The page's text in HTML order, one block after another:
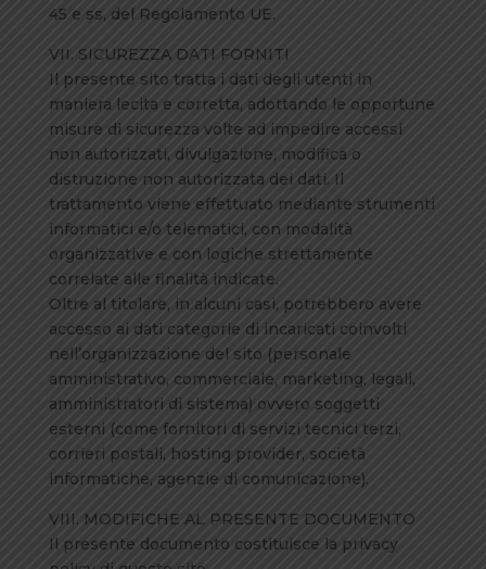
45 e ss, del Regolamento UE.
VII. SICUREZZA DATI FORNITI
Il presente sito tratta i dati degli utenti in
maniera lecita e corretta, adottando le opportune
misure di sicurezza volte ad impedire accessi
non autorizzati, divulgazione, modifica o
distruzione non autorizzata dei dati. Il
trattamento viene effettuato mediante strumenti
informatici e/o telematici, con modalità
organizzative e con logiche strettamente
correlate alle finalità indicate.
Oltre al titolare, in alcuni casi, potrebbero avere
accesso ai dati categorie di incaricati coinvolti
nell’organizzazione del sito (personale
amministrativo, commerciale, marketing, legali,
amministratori di sistema) ovvero soggetti
esterni (come fornitori di servizi tecnici terzi,
corrieri postali, hosting provider, società
informatiche, agenzie di comunicazione).
VIII. MODIFICHE AL PRESENTE DOCUMENTO
Il presente documento costituisce la privacy